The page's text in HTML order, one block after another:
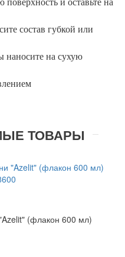
и оставьте на
состав губкой или
наносите на сухую
ТОВАРЫ
(флакон 600 мл)